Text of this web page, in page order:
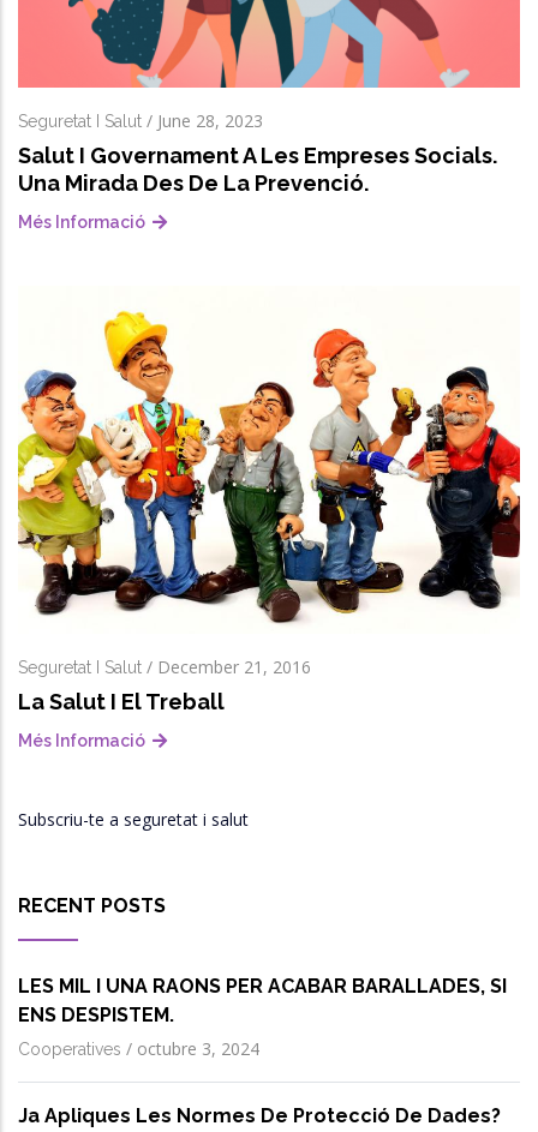
Seguretat I Salut / June 28, 2023
Salut I Governament A Les Empreses Socials.
Una Mirada Des De La Prevenció.
Més Informació
Seguretat I Salut / December 21, 2016
La Salut I El Treball
Més Informació
Subscriu-te a seguretat i salut
RECENT POSTS
LES MIL I UNA RAONS PER ACABAR BARALLADES, SI
ENS DESPISTEM.
Cooperatives / octubre 3, 2024
Ja Apliques Les Normes De Protecció De Dades?